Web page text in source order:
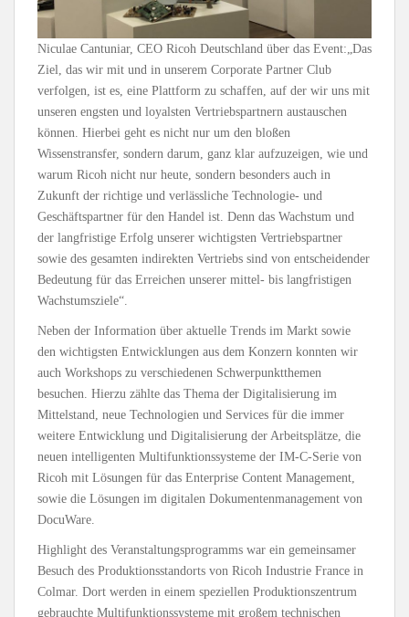
Niculae Cantuniar, CEO Ricoh Deutschland über das Event:„Das
Ziel, das wir mit und in unserem Corporate Partner Club
verfolgen, ist es, eine Plattform zu schaffen, auf der wir uns mit
unseren engsten und loyalsten Vertriebspartnern austauschen
können. Hierbei geht es nicht nur um den bloßen
Wissenstransfer, sondern darum, ganz klar aufzuzeigen, wie und
warum Ricoh nicht nur heute, sondern besonders auch in
Zukunft der richtige und verlässliche Technologie- und
Geschäftspartner für den Handel ist. Denn das Wachstum und
der langfristige Erfolg unserer wichtigsten Vertriebspartner
sowie des gesamten indirekten Vertriebs sind von entscheidender
Bedeutung für das Erreichen unserer mittel- bis langfristigen
Wachstumsziele“.
Neben der Information über aktuelle Trends im Markt sowie
den wichtigsten Entwicklungen aus dem Konzern konnten wir
auch Workshops zu verschiedenen Schwerpunktthemen
besuchen. Hierzu zählte das Thema der Digitalisierung im
Mittelstand, neue Technologien und Services für die immer
weitere Entwicklung und Digitalisierung der Arbeitsplätze, die
neuen intelligenten Multifunktionssysteme der IM-C-Serie von
Ricoh mit Lösungen für das Enterprise Content Management,
sowie die Lösungen im digitalen Dokumentenmanagement von
DocuWare.
Highlight des Veranstaltungsprogramms war ein gemeinsamer
Besuch des Produktionsstandorts von Ricoh Industrie France in
Colmar. Dort werden in einem speziellen Produktionszentrum
gebrauchte Multifunktionssysteme mit großem technischen